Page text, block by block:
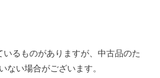
るものがありますが、中古品のた
ない場合がございます。